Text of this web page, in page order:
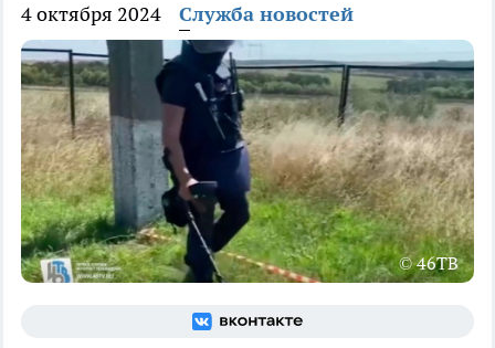
4 октября 2024 Служба новостей
© 46ТВ